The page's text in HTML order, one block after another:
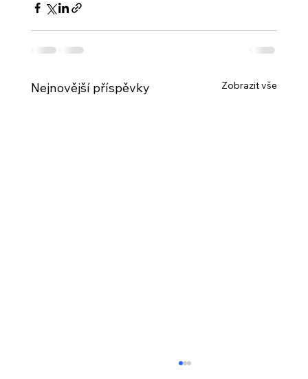
Nejnovější příspěvky Zobrazit vše